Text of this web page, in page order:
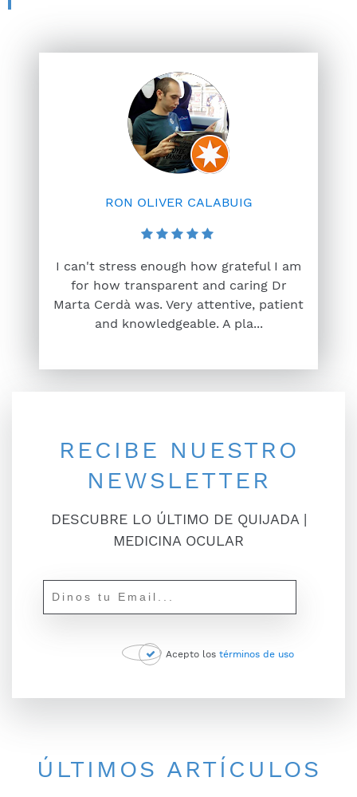
RON OLIVER CALABUIG
I can't stress enough how grateful I am
for how transparent and caring Dr
Marta Cerdà was. Very attentive, patient
and knowledgeable. A pla...
RECIBE NUESTRO
NEWSLETTER
DESCUBRE LO ÚLTIMO DE QUIJADA |
MEDICINA OCULAR
Acepto los términos de uso
ÚLTIMOS ARTÍCULOS